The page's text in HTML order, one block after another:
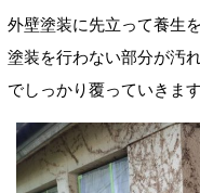
外壁塗装に先立って養生
塗装を行わない部分が汚
でしっかり覆っていきます